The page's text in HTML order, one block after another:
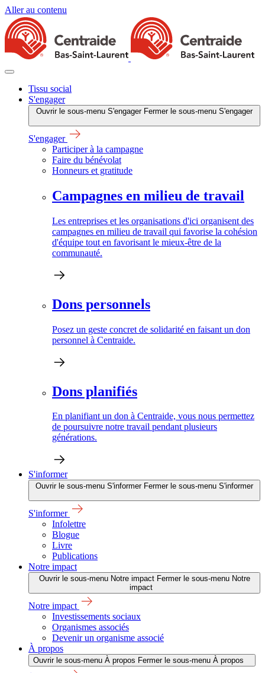
Aller au contenu
Tissu social
S'engager
Ouvrir le sous-menu S'engager Fermer le sous-menu S'engager
S'engager
Participer à la campagne
Faire du bénévolat
Honneurs et gratitude
Campagnes en milieu de travail
Les entreprises et les organisations d'ici organisent des
campagnes en milieu de travail qui favorise la cohésion
d'équipe tout en favorisant le mieux-être de la
communauté.
Dons personnels
Posez un geste concret de solidarité en faisant un don
personnel à Centraide.
Dons planifiés
En planifiant un don à Centraide, vous nous permettez
de poursuivre notre travail pendant plusieurs
générations.
S'informer
Ouvrir le sous-menu S'informer Fermer le sous-menu S'informer
S'informer
Infolettre
Blogue
Livre
Publications
Notre impact
Ouvrir le sous-menu Notre impact Fermer le sous-menu Notre
impact
Notre impact
Investissements sociaux
Organismes associés
Devenir un organisme associé
À propos
Ouvrir le sous-menu À propos Fermer le sous-menu À propos